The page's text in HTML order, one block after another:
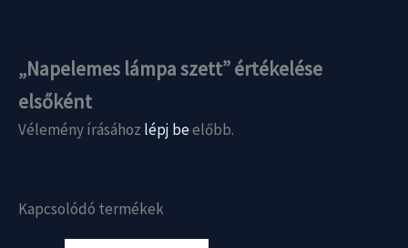
„Napelemes lámpa szett” értékelése
elsőként
Vélemény írásához lépj beelőbb.
Kapcsolódó termékek